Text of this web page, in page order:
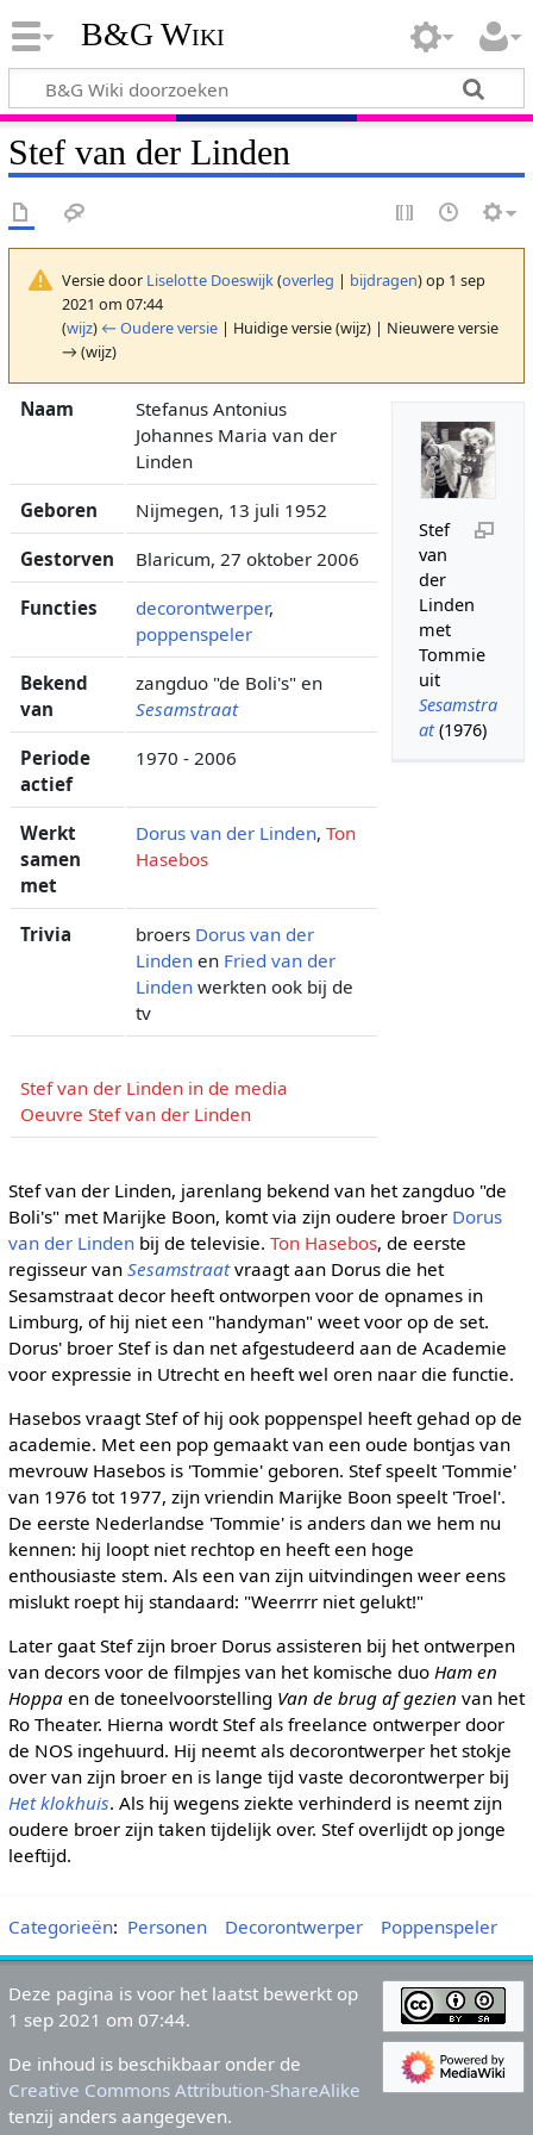
B&G Wiki
Stef van der Linden
Versie door Liselotte Doeswijk(overleg | bijdragen)op 1 sep
2021 om 07:44
(wijz) ← Oudere versie| Huidige versie (wijz) | Nieuwere versie
→ (wijz)
Stef
van
der
Linden
met
Tommie
uit
Sesamstra
at(1976)
Naam
Stefanus Antonius
Johannes Maria van der
Linden
Geboren Nijmegen, 13 juli 1952
Gestorven Blaricum, 27 oktober 2006
Functies decorontwerper,
poppenspeler
Bekend
van
zangduo "de Boli's" en
Sesamstraat
Periode
actief
1970 - 2006
Werkt
samen
met
Dorus van der Linden, Ton
Hasebos
Trivia broers Dorus van der
Lindenen Fried van der
Lindenwerkten ook bij de
tv
Stef van der Linden in de media
Oeuvre Stef van der Linden
Stef van der Linden, jarenlang bekend van het zangduo "de
Boli's" met Marijke Boon, komt via zijn oudere broer Dorus
van der Lindenbij de televisie. Ton Hasebos, de eerste
regisseur van Sesamstraatvraagt aan Dorus die het
Sesamstraat decor heeft ontworpen voor de opnames in
Limburg, of hij niet een "handyman" weet voor op de set.
Dorus' broer Stef is dan net afgestudeerd aan de Academie
voor expressie in Utrecht en heeft wel oren naar die functie.
Hasebos vraagt Stef of hij ook poppenspel heeft gehad op de
academie. Met een pop gemaakt van een oude bontjas van
mevrouw Hasebos is 'Tommie' geboren. Stef speelt 'Tommie'
van 1976 tot 1977, zijn vriendin Marijke Boon speelt 'Troel'.
De eerste Nederlandse 'Tommie' is anders dan we hem nu
kennen: hij loopt niet rechtop en heeft een hoge
enthousiaste stem. Als een van zijn uitvindingen weer eens
mislukt roept hij standaard: "Weerrrr niet gelukt!"
Later gaat Stef zijn broer Dorus assisteren bij het ontwerpen
van decors voor de filmpjes van het komische duo Ham en
Hoppaen de toneelvoorstelling Van de brug af gezien van het
Ro Theater. Hierna wordt Stef als freelance ontwerper door
de NOS ingehuurd. Hij neemt als decorontwerper het stokje
over van zijn broer en is lange tijd vaste decorontwerper bij
Het klokhuis. Als hij wegens ziekte verhinderd is neemt zijn
oudere broer zijn taken tijdelijk over. Stef overlijdt op jonge
leeftijd.
Categorieën: Personen Decorontwerper Poppenspeler
Deze pagina is voor het laatst bewerkt op
1 sep 2021 om 07:44.
De inhoud is beschikbaar onder de
Creative Commons Attribution-ShareAlike
tenzij anders aangegeven.